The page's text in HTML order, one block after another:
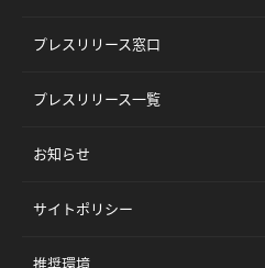
プレスリリース窓口
プレスリリース一覧
お知らせ
サイトポリシー
推奨環境